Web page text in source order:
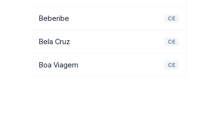
Beberibe CE
Bela Cruz CE
Boa Viagem CE